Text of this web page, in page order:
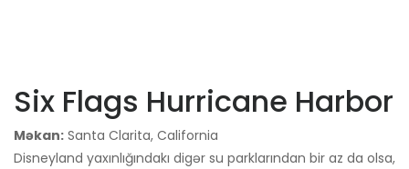
Six Flags Hurricane Harbor
Məkan: Santa Clarita, California
Disneyland yaxınlığındakı digər su parklarından bir az da olsa,